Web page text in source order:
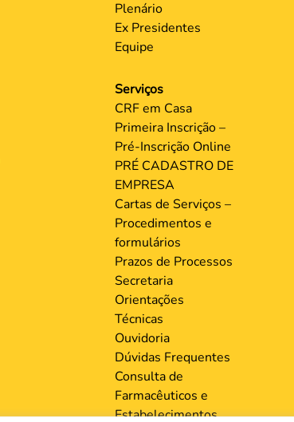
Plenário
Ex Presidentes
Equipe
Serviços
CRF em Casa
Primeira Inscrição –
Pré-Inscrição Online
PRÉ CADASTRO DE
EMPRESA
Cartas de Serviços –
Procedimentos e
formulários
Prazos de Processos
Secretaria
Orientações
Técnicas
Ouvidoria
Dúvidas Frequentes
Consulta de
Farmacêuticos e
Estabelecimentos